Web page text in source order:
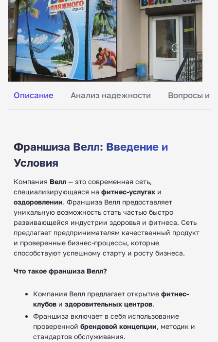
Описание Анализ надежности Вопросы и
Франшиза Велл: Введение и
Условия
Компания Велл — это современная сеть,
специализирующаяся на фитнес-услугах и
оздоровлении. Франшиза Велл предоставляет
уникальную возможность стать частью быстро
развивающейся индустрии здоровья и фитнеса. Сеть
предлагает предпринимателям качественный продукт
и проверенные бизнес-процессы, которые
способствуют успешному старту и росту бизнеса.
Что такое франшиза Велл?
Компания Велл предлагает открытие фитнес-
клубов и здоровительных центров.
Франшиза включает в себя использование
проверенной брендовой концепции, методик и
стандартов обслуживания.